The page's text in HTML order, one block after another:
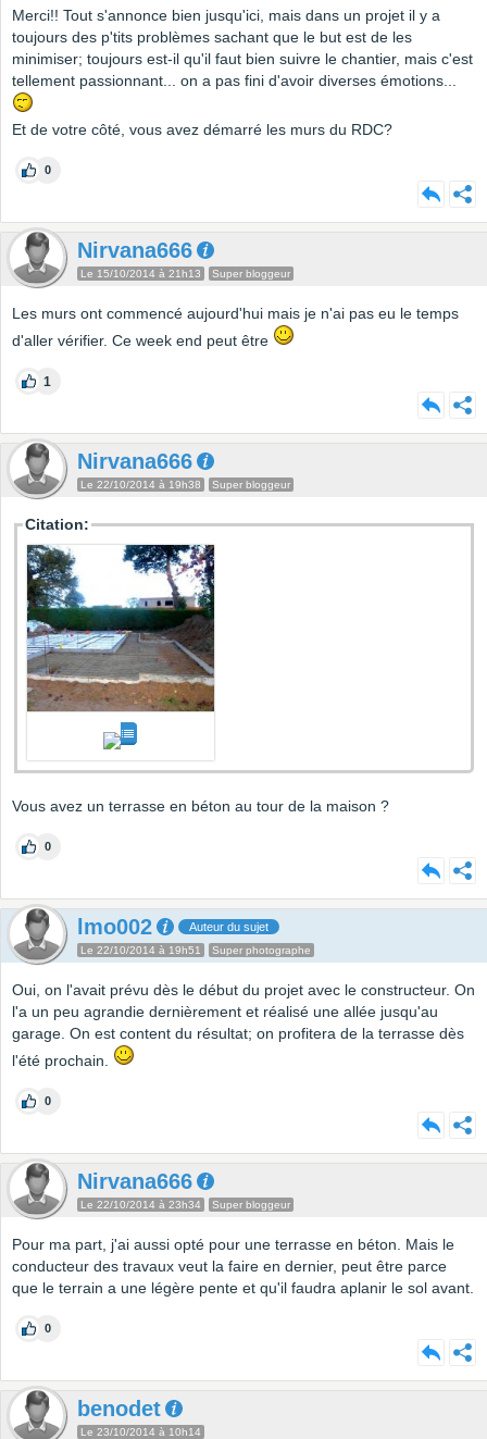
Merci!! Tout s'annonce bien jusqu'ici, mais dans un projet il y a
toujours des p'tits problèmes sachant que le but est de les
minimiser; toujours est-il qu'il faut bien suivre le chantier, mais c'est
tellement passionnant... on a pas fini d'avoir diverses émotions...
Et de votre côté, vous avez démarré les murs du RDC?
0
Nirvana666
Le 15/10/2014 à 21h13 Super bloggeur
Les murs ont commencé aujourd'hui mais je n'ai pas eu le temps
d'aller vérifier. Ce week end peut être
1
Nirvana666
Le 22/10/2014 à 19h38 Super bloggeur
Citation:
Vous avez un terrasse en béton au tour de la maison ?
0
lmo002 Auteur du sujet
Le 22/10/2014 à 19h51 Super photographe
Oui, on l'avait prévu dès le début du projet avec le constructeur. On
l'a un peu agrandie dernièrement et réalisé une allée jusqu'au
garage. On est content du résultat; on profitera de la terrasse dès
l'été prochain.
0
Nirvana666
Le 22/10/2014 à 23h34 Super bloggeur
Pour ma part, j'ai aussi opté pour une terrasse en béton. Mais le
conducteur des travaux veut la faire en dernier, peut être parce
que le terrain a une légère pente et qu'il faudra aplanir le sol avant.
0
benodet
Le 23/10/2014 à 10h14